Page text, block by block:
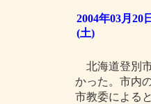
2004年03月20日
(土)
北海道登別市
かった。市内
市教委による